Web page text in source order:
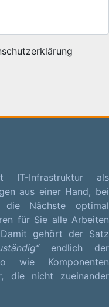
IT-Infrastruktur als
aus einer Hand, bei
Nächste optimal
für Sie alle Arbeiten
gehört der Satz
endlich der
wie Komponenten
die nicht zueinander